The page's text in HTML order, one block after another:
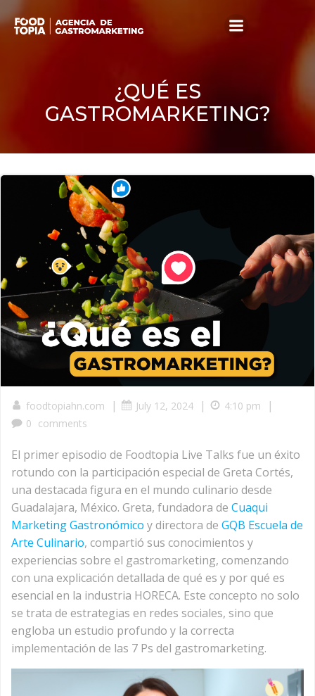
¿QUÉ ES
GASTROMARKETING?
foodtopiahn.com | July 12, 2024 | 4:10 pm |
0 comments
El primer episodio de Foodtopia Live Talks fue un éxito
rotundo con la participación especial de Greta Cortés,
una destacada figura en el mundo culinario desde
Guadalajara, México. Greta, fundadora de Cuaqui
Marketing Gastronómico y directora de GQB Escuela de
Arte Culinario, compartió sus conocimientos y
experiencias sobre el gastromarketing, comenzando
con una explicación detallada de qué es y por qué es
esencial en la industria HORECA. Este concepto no solo
se trata de estrategias en redes sociales, sino que
engloba un estudio profundo y la correcta
implementación de las 7 Ps del gastromarketing.